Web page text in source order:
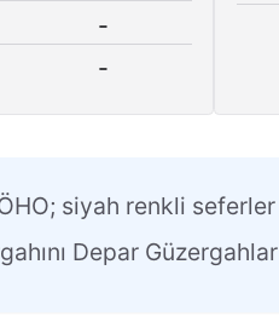
-
-
siyah renkli
Depar